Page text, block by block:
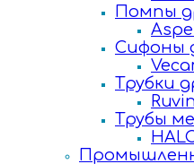
Помпы
Сифоны
Трубки
Трубы